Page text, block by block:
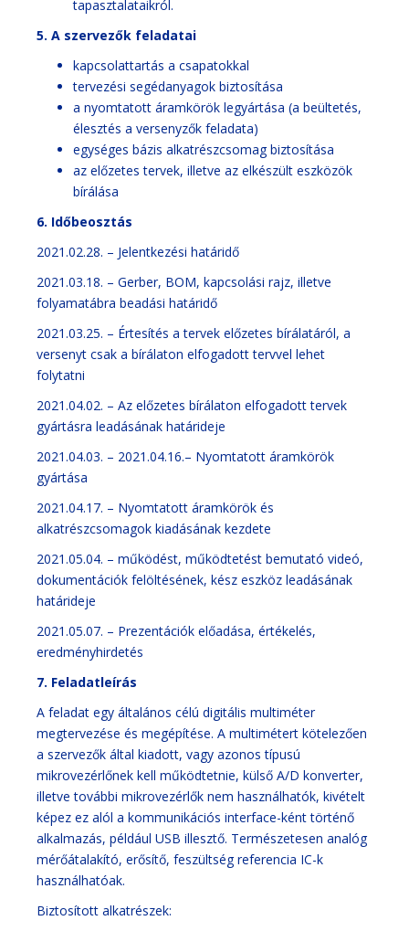
tapasztalataikról.
5. A szervezők feladatai
kapcsolattartás a csapatokkal
tervezési segédanyagok biztosítása
a nyomtatott áramkörök legyártása (a beültetés,
élesztés a versenyzők feladata)
egységes bázis alkatrészcsomag biztosítása
az előzetes tervek, illetve az elkészült eszközök
bírálása
6. Időbeosztás
2021.02.28. – Jelentkezési határidő
2021.03.18. – Gerber, BOM, kapcsolási rajz, illetve
folyamatábra beadási határidő
2021.03.25. – Értesítés a tervek előzetes bírálatáról, a
versenyt csak a bírálaton elfogadott tervvel lehet
folytatni
2021.04.02. – Az előzetes bírálaton elfogadott tervek
gyártásra leadásának határideje
2021.04.03. – 2021.04.16.– Nyomtatott áramkörök
gyártása
2021.04.17. – Nyomtatott áramkörök és
alkatrészcsomagok kiadásának kezdete
2021.05.04. – működést, működtetést bemutató videó,
dokumentációk felöltésének, kész eszköz leadásának
határideje
2021.05.07. – Prezentációk előadása, értékelés,
eredményhirdetés
7. Feladatleírás
A feladat egy általános célú digitális multiméter
megtervezése és megépítése. A multimétert kötelezően
a szervezők által kiadott, vagy azonos típusú
mikrovezérlőnek kell működtetnie, külső A/D konverter,
illetve további mikrovezérlők nem használhatók, kivételt
képez ez alól a kommunikációs interface-ként történő
alkalmazás, például USB illesztő. Természetesen analóg
mérőátalakító, erősítő, feszültség referencia IC-k
használhatóak.
Biztosított alkatrészek: